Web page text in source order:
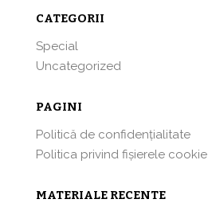
CATEGORII
Special
Uncategorized
PAGINI
Politică de confidențialitate
Politica privind fișierele cookie
MATERIALE RECENTE